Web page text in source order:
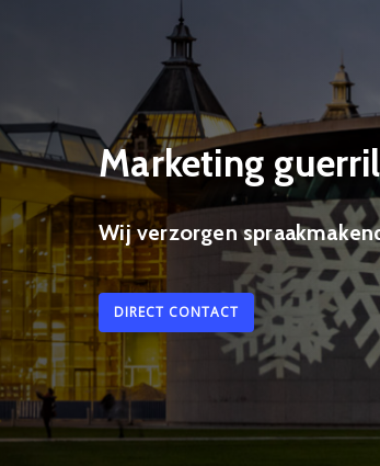
Marketing
Wij verzorgen
DIRECT CONTACT